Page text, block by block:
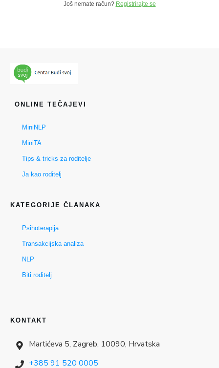
Još nemate račun? Registrirajte se
ONLINE TEČAJEVI
MiniNLP
MiniTA
Tips & tricks za roditelje
Ja kao roditelj
KATEGORIJE ČLANAKA
Psihoterapija
Transakcijska analiza
NLP
Biti roditelj
KONTAKT
Martićeva 5, Zagreb, 10090, Hrvatska
+385 91 520 0005